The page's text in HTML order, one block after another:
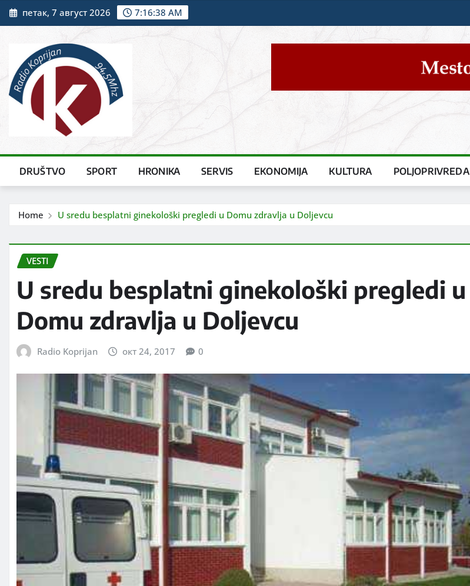
Skip
to
петак, 7 август 2026 7:16:39 AM
DRUŠTVO SPORT HRONIKA SERVIS EKONOMIJA KULTURA POLJOPRIVREDA
Home U sredu besplatni ginekološki pregledi u Domu zdravlja u Doljevcu
VESTI
U sredu besplatni ginekološki pregledi u
Domu zdravlja u Doljevcu
Radio Koprijan окт 24, 2017 0